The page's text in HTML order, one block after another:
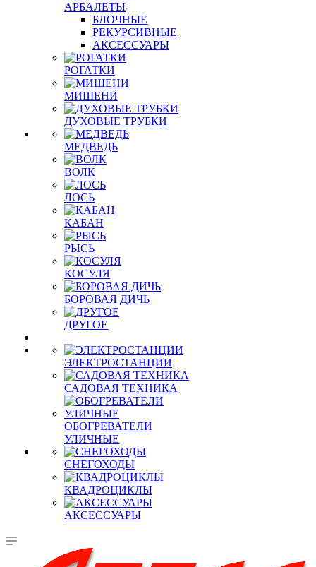
АРБАЛЕТЫ
БЛОЧНЫЕ
РЕКУРСИВНЫЕ
АКСЕССУАРЫ
РОГАТКИ
МИШЕНИ
ДУХОВЫЕ ТРУБКИ
МЕДВЕДЬ
ВОЛК
ЛОСЬ
КАБАН
РЫСЬ
КОСУЛЯ
БОРОВАЯ ДИЧЬ
ДРУГОЕ
ЭЛЕКТРОСТАНЦИИ
САДОВАЯ ТЕХНИКА
ОБОГРЕВАТЕЛИ
УЛИЧНЫЕ
СНЕГОХОДЫ
КВАДРОЦИКЛЫ
АКСЕССУАРЫ